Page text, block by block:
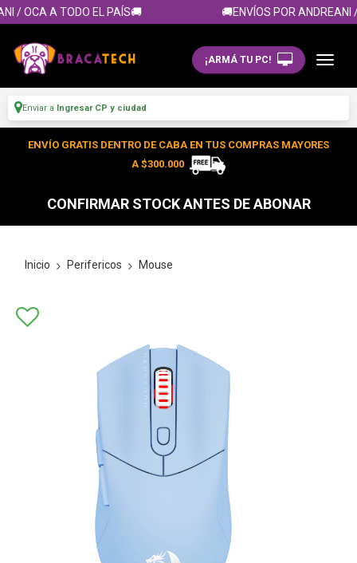
/ OCA A TODO EL PAÍS🚚 🚚ENVÍOS POR ANDREANI
¡ARMÁ TU PC!
Enviar a Ingresar CP y ciudad
ENVÍO GRATIS DENTRO DE CABA EN TUS COMPRAS MAYORES
A $300.000
CONFIRMAR STOCK ANTES DE ABONAR
Inicio Perifericos Mouse